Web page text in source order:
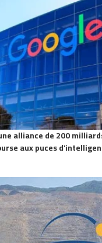
alliance de 200
aux puces